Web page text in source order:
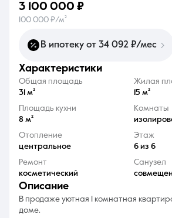
8 (861) 297-00-
Ежедневно с 08:30 до
3 100 000 ₽
100 000 ₽/м²
В ипотеку от 34 092 ₽/мес
характеристики
Общая площадь
31 м²
Жилая
15 м²
Площадь кухни
8 м²
Комнаты
Отопление
центральное
Этаж
6 из 6
Ремонт
косметический
Санузел
описание
В продаже уютная 1 комнатная
доме.